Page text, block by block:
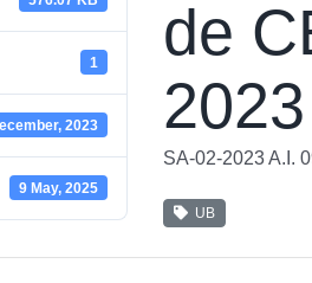
1
2023
9 May, 2025
de
2023
SA-02-2023 A.I.
UB